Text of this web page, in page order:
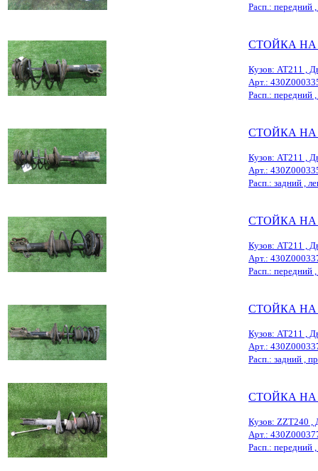
Расп.: передний
СТОЙКА НА
Кузов: AT211 ,
Арт.:
Расп.: передний
СТОЙКА НА
Кузов: AT211 ,
Арт.:
Расп.: задний ,
СТОЙКА НА
Кузов: AT211 ,
Арт.:
Расп.: передний
СТОЙКА НА
Кузов: AT211 ,
Арт.:
Расп.: задний ,
СТОЙКА НА
Кузов: ZZT240 ,
Арт.:
Расп.: передний